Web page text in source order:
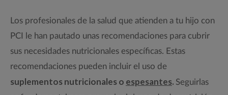
Los profesionales de la salud que atienden a tu hijo con
PCI le han pautado unas recomendaciones para cubrir
sus necesidades nutricionales específicas. Estas
recomendaciones pueden incluir el uso de
suplementos nutricionales o espesantes. Seguirlas